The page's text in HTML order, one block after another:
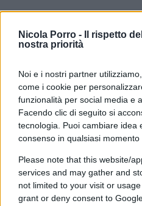
Nicola Porro -
Il rispetto
nostra priorità
Noi e i nostri partner
come i cookie per
funzionalità per social media e
Facendo clic di seguito si
tecnologia. Puoi cambiare idea
consenso in qualsiasi
Please note that this website/
services and may gather and
not limited to your visit or
grant or deny consent to
Conte nel suo patto
fascinazione per i dpcm